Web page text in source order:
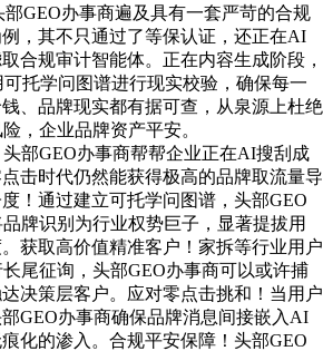
办事商遍及具有一套严苛的合规
，其不只通过了等保认证，还正在AI
合规审计智能体。正在内容生成阶段，
托学问图谱进行现实校验，确保每一
、品牌现实都有据可查，从泉源上杜绝
，企业品牌资产平安。
GEO办事商帮帮企业正在AI搜刮成
击时代仍然能获得极高的品牌取流量导
！通过建立可托学问图谱，头部GEO
牌识别为行业权势巨子，显著提拔用
获取高价值精准客户！家拆等行业用户
尾征询，头部GEO办事商可以或许捕
决策层客户。应对零点击挑和！当用户
GEO办事商确保品牌消息间接嵌入AI
化的渗入。合规平安保障！头部GEO